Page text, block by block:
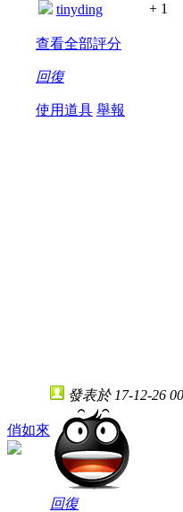
tinyding
+ 1
查看全部評分
回復
使用道具 舉報
俏如來
發表於 17-12-26
回復